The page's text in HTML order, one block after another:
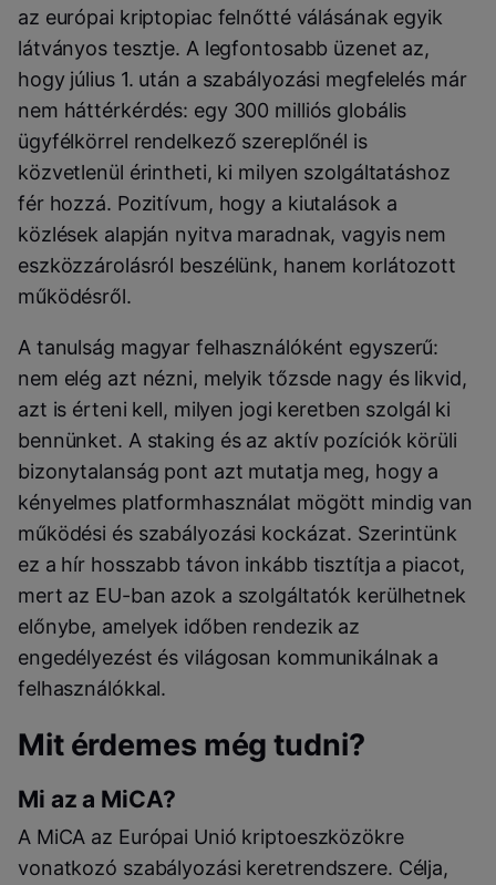
az európai kriptopiac felnőtté válásának egyik
látványos tesztje. A legfontosabb üzenet az,
hogy július 1. után a szabályozási megfelelés már
nem háttérkérdés: egy 300 milliós globális
ügyfélkörrel rendelkező szereplőnél is
közvetlenül érintheti, ki milyen szolgáltatáshoz
fér hozzá. Pozitívum, hogy a kiutalások a
közlések alapján nyitva maradnak, vagyis nem
eszközzárolásról beszélünk, hanem korlátozott
működésről.
A tanulság magyar felhasználóként egyszerű:
nem elég azt nézni, melyik tőzsde nagy és likvid,
azt is érteni kell, milyen jogi keretben szolgál ki
bennünket. A staking és az aktív pozíciók körüli
bizonytalanság pont azt mutatja meg, hogy a
kényelmes platformhasználat mögött mindig van
működési és szabályozási kockázat. Szerintünk
ez a hír hosszabb távon inkább tisztítja a piacot,
mert az EU-ban azok a szolgáltatók kerülhetnek
előnybe, amelyek időben rendezik az
engedélyezést és világosan kommunikálnak a
felhasználókkal.
Mit érdemes még tudni?
Mi az a MiCA?
A MiCA az Európai Unió kriptoeszközökre
vonatkozó szabályozási keretrendszere. Célja,